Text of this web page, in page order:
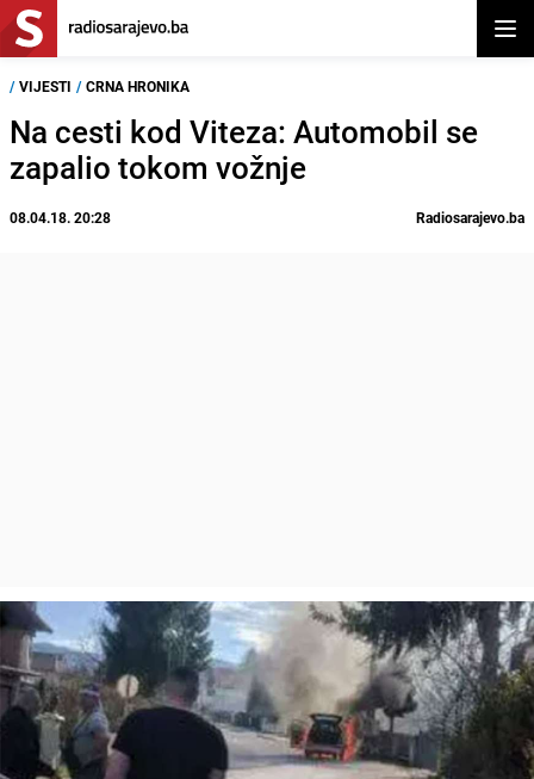
/ VIJESTI / CRNA HRONIKA
Na cesti kod Viteza: Automobil se
zapalio tokom vožnje
08.04.18. 20:28 Radiosarajevo.ba